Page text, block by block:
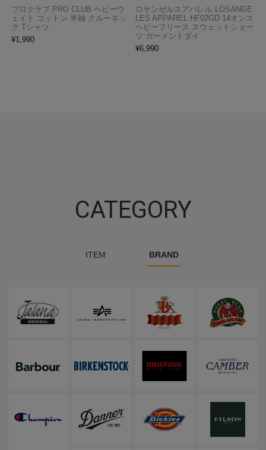
プロクラブ PRO CLUB ヘビーウ
ェイト コットン 半袖 クルーネッ
ク Tシャツ
¥1,990
ロサンゼルスアパレル LOSANGE
LES APPAREL HF02GD 14オンス
ヘビーフリース スウェットショー
ツ ガーメントダイ
¥6,990
CATEGORY
ITEM BRAND